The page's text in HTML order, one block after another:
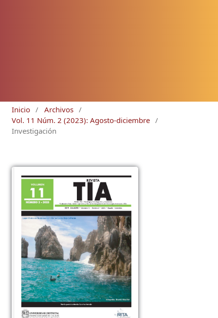
Inicio / Archivos /
Vol. 11 Núm. 2 (2023): Agosto-diciembre /
Investigación